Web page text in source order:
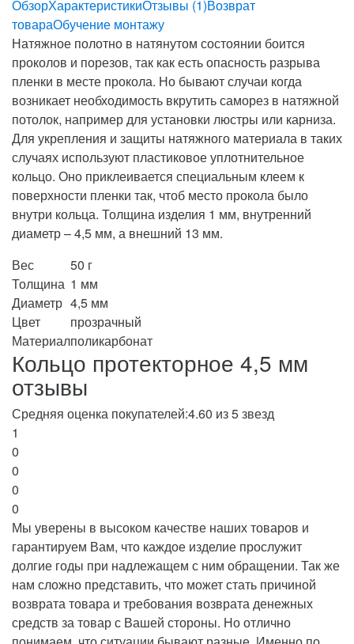
ОбзорХарактеристикиОтзывы (1)Возврат
товараОбучение монтажу
Натяжное полотно в натянутом состоянии боится
проколов и порезов, так как есть опасность разрыва
пленки в месте прокола. Но бывают случаи когда
возникает необходимость вкрутить саморез в натяжной
потолок, например для установки люстры или карниза.
Для укрепления и защиты натяжного материала в таких
случаях используют пластиковое уплотнительное
кольцо. Оно приклеивается специальным клеем к
поверхности пленки так, чтоб место прокола было
внутри кольца. Толщина изделия 1 мм, внутренний
диаметр – 4,5 мм, а внешний 13 мм.
Вес
50 г
Толщина 1 мм
Диаметр 4,5 мм
Цвет
прозрачный
Материалполикарбонат
Кольцо протекторное 4,5 мм
отзывы
Средняя оценка покупателей:4.60 из 5 звезд
1
0
0
0
0
Мы уверены в высоком качестве наших товаров и
гарантируем Вам, что каждое изделие прослужит
долгие годы при надлежащем с ним обращении. Так же
нам сложно представить, что может стать причиной
возврата товара и требования возврата денежных
средств за товар с Вашей стороны. Но отлично